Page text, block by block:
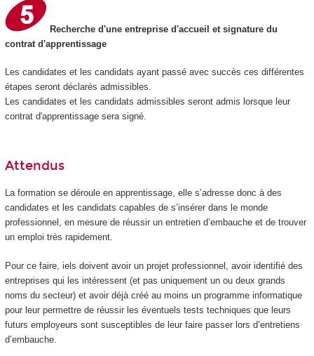
Recherche d'une entreprise d'accueil et signature du
contrat d'apprentissage
Les candidates et les candidats ayant passé avec succès ces différentes
étapes seront déclarés admissibles.
Les candidates et les candidats admissibles seront admis lorsque leur
contrat d'apprentissage sera signé.
Attendus
La formation se déroule en apprentissage, elle s’adresse donc à des
candidates et les candidats capables de s’insérer dans le monde
professionnel, en mesure de réussir un entretien d’embauche et de trouver
un emploi très rapidement.
Pour ce faire, iels doivent avoir un projet professionnel, avoir identifié des
entreprises qui les intéressent (et pas uniquement un ou deux grands
noms du secteur) et avoir déjà créé au moins un programme informatique
pour leur permettre de réussir les éventuels tests techniques que leurs
futurs employeurs sont susceptibles de leur faire passer lors d’entretiens
d’embauche.